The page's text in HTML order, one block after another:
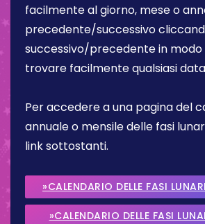
facilmente al giorno, mese o
precedente/successivo
successivo/precedente in
trovare facilmente qualsiasi
Per accedere a una pagina del
annuale o mensile delle fasi
link sottostanti.
»CALENDARIO DELLE FASI
»CALENDARIO DELLE FASI